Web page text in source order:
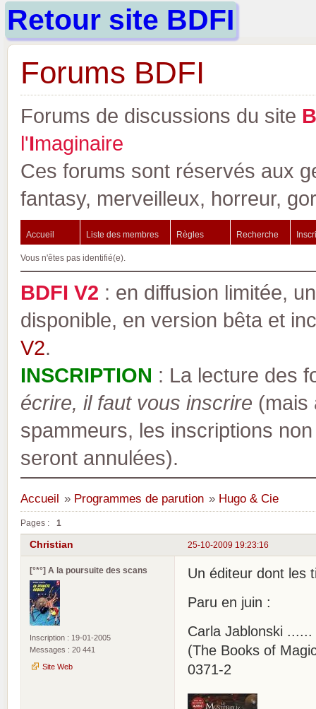
Retour site BDFI
Forums BDFI
Forums de discussions du site B
l'Imaginaire
Ces forums sont réservés aux
fantasy, merveilleux, horreur,
Accueil Liste des membres Règles Recherche
Vous n'êtes pas identifié(e).
BDFI V2 : en diffusion limitée,
disponible, en version bêta et
V2.
INSCRIPTION : La lecture des
écrire, il faut vous inscrire (mais
spammeurs, les inscriptions
seront annulées).
Accueil » Programmes de parution » Hugo & Cie
Pages : 1
25-10-2009 19:23:16
Christian
[°*°] A la poursuite des scans
Inscription : 19-01-2005
Messages : 20 441
Site Web
Un éditeur dont les
Paru en juin :
Carla Jablonski
(The Books of
0371-2